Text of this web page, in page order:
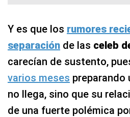
Y es que los rumores
separación de las celeb
carecían de sustento,
varios meses preparando
no llega, sino que su
de una fuerte polémica